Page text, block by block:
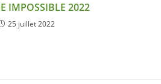
IMPOSSIBLE 2022
25 juillet 2022